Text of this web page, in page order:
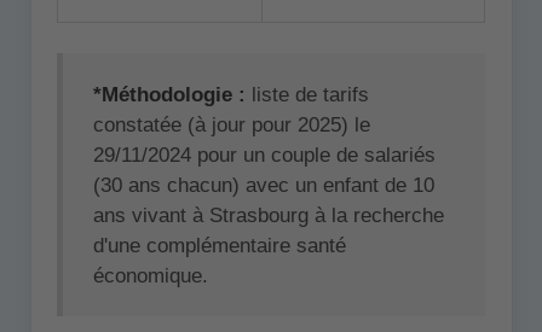
*Méthodologie : liste de tarifs
constatée (à jour pour 2025) le
29/11/2024 pour un couple de salariés
(30 ans chacun) avec un enfant de 10
ans vivant à Strasbourg à la recherche
d'une complémentaire santé
économique.